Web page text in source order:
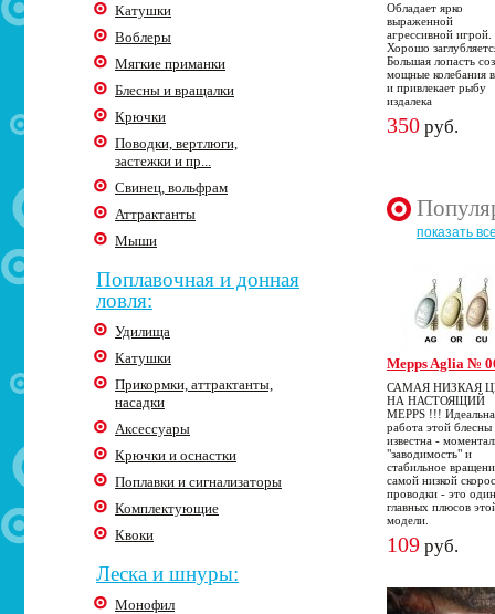
Катушки
Воблеры
Мягкие приманки
Блесны и вращалки
Крючки
Поводки, вертлюги,
застежки и пр...
Свинец, вольфрам
Аттрактанты
Мыши
Поплавочная и донная
ловля:
Удилища
Катушки
Прикормки, аттрактанты,
насадки
Аксессуары
Крючки и оснастки
Поплавки и сигнализаторы
Комплектующие
Квоки
Леска и шнуры:
Монофил
Обладает ярко
выраженной
агрессивной игрой.
Хорошо
Большая лопасть
мощные колебания
и привлекает рыбу
издалека
350 руб.
показать
Mepps Aglia №
САМАЯ НИЗКАЯ
НА НАСТОЯЩИЙ
MEPPS !!!
работа этой блесны
известна -
"заводимость" и
стабильное
самой низкой
проводки - это
главных плюсов
модели.
109 руб.